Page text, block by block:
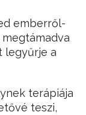
emberről-
legyűrje a
terápiája
teszi,